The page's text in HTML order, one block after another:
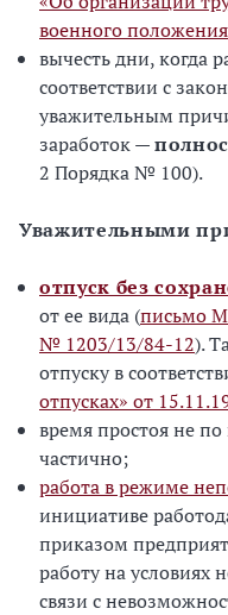
военного
вычесть дни, когда
соответствии с
уважительным
заработок —
2 Порядка № 100).
Уважительными
отпуск без
от ее вида (письмо
№ 1203/13/84-12).
отпуску в
отпусках» от
время простоя не
частично;
работа в режиме
инициативе
приказом
работу на условиях
связи с